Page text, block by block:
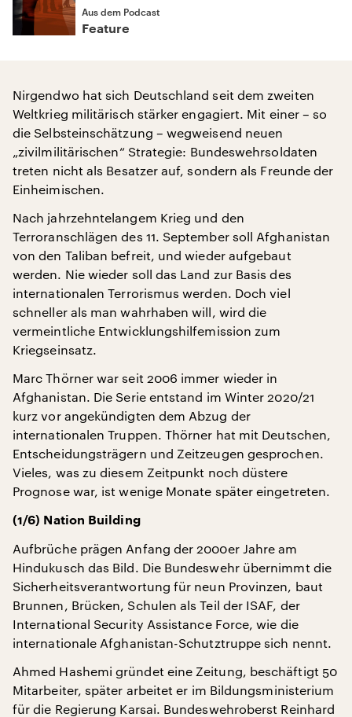
Aus dem Podcast
Feature
Nirgendwo hat sich Deutschland seit dem zweiten
Weltkrieg militärisch stärker engagiert. Mit einer – so
die Selbsteinschätzung – wegweisend neuen
„zivilmilitärischen“ Strategie: Bundeswehrsoldaten
treten nicht als Besatzer auf, sondern als Freunde der
Einheimischen.
Nach jahrzehntelangem Krieg und den
Terroranschlägen des 11. September soll Afghanistan
von den Taliban befreit, und wieder aufgebaut
werden. Nie wieder soll das Land zur Basis des
internationalen Terrorismus werden. Doch viel
schneller als man wahrhaben will, wird die
vermeintliche Entwicklungshilfemission zum
Kriegseinsatz.
Marc Thörner war seit 2006 immer wieder in
Afghanistan. Die Serie entstand im Winter 2020/21
kurz vor angekündigten dem Abzug der
internationalen Truppen. Thörner hat mit Deutschen,
Entscheidungsträgern und Zeitzeugen gesprochen.
Vieles, was zu diesem Zeitpunkt noch düstere
Prognose war, ist wenige Monate später eingetreten.
(1/6) Nation Building
Aufbrüche prägen Anfang der 2000er Jahre am
Hindukusch das Bild. Die Bundeswehr übernimmt die
Sicherheitsverantwortung für neun Provinzen, baut
Brunnen, Brücken, Schulen als Teil der ISAF, der
International Security Assistance Force, wie die
internationale Afghanistan-Schutztruppe sich nennt.
Ahmed Hashemi gründet eine Zeitung, beschäftigt 50
Mitarbeiter, später arbeitet er im Bildungsministerium
für die Regierung Karsai. Bundeswehroberst Reinhard